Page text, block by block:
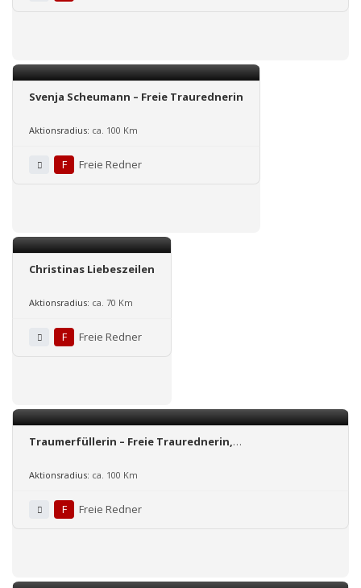
Svenja Scheumann – Freie Traurednerin
Aktionsradius: ca. 100 Km
F Freie Redner
Christinas Liebeszeilen
Aktionsradius: ca. 70 Km
F Freie Redner
Traumerfüllerin – Freie Traurednerin,
Heiratsanträge für Niederbayern und die Oberpfalz
Aktionsradius: ca. 100 Km
F Freie Redner